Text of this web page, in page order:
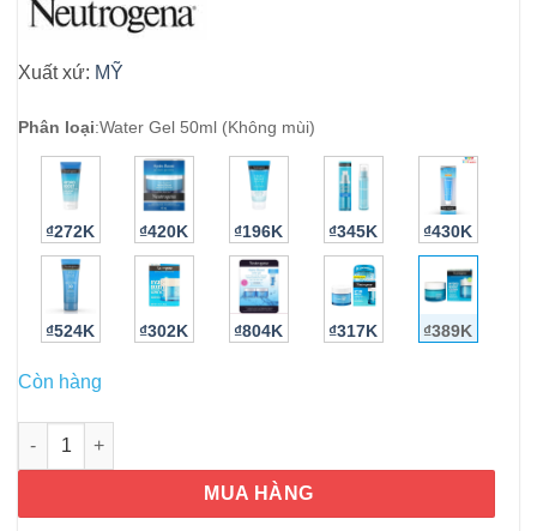
Xuất xứ: MỸ
Phân loại:Water Gel 50ml (Không mùi)
₫272K ₫420K ₫196K ₫345K ₫430K
₫524K ₫302K ₫804K ₫317K ₫389K
Còn hàng
Gel dưỡng ẩm Neutrogena Hydro Boost Water Gel 50ml
MUA HÀNG